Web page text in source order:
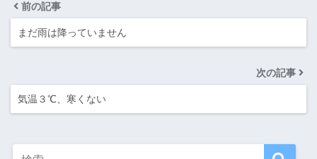
前の記事
まだ雨は降っていません
次の記事
気温３℃、寒くない